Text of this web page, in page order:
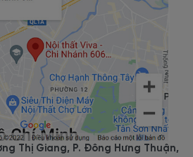
Thị Giang, P. Đông Hưng Thuận,